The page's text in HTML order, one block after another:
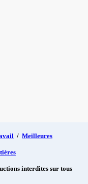
/ Meilleures
interdites sur tous